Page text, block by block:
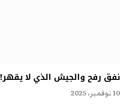
نفق رفح والجيش الذي لا يقهر!
10 نوفمبر، 2025